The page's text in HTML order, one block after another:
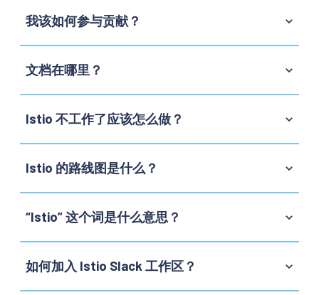
我该如何参与贡献？
文档在哪里？
Istio 不工作了应该怎么做？
Istio 的路线图是什么？
“Istio” 这个词是什么意思？
如何加入 Istio Slack 工作区？